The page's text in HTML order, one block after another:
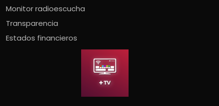
Monitor radioescucha
Transparencia
Estados financieros